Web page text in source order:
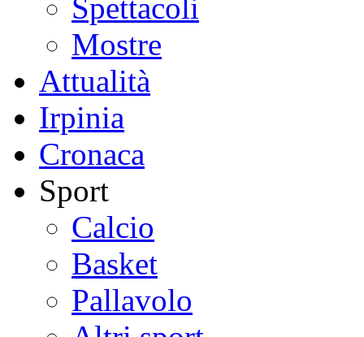
Spettacoli
Mostre
Attualità
Irpinia
Cronaca
Sport
Calcio
Basket
Pallavolo